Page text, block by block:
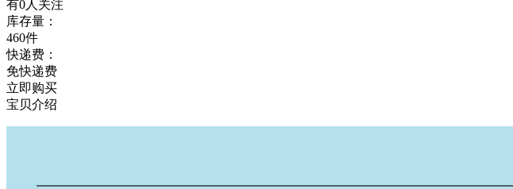
有0人关注
库存量：
460件
快递费：
免快递费
立即购买
宝贝介绍